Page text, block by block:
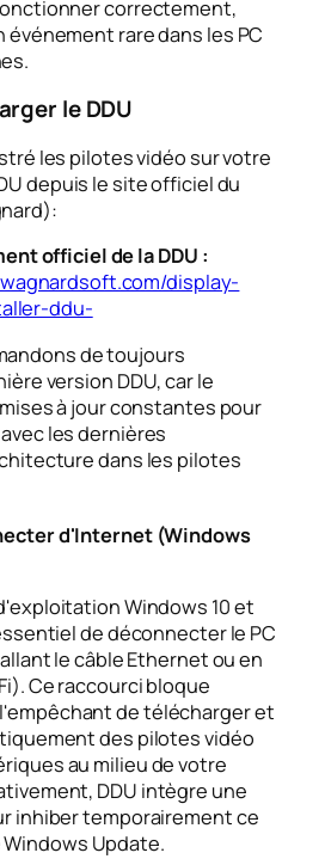
correctement,
événement rare dans les PC
le DDU
les pilotes vidéo sur votre
depuis le site officiel du
officiel de la DDU :
display-
ddu-
de toujours
version DDU, car le
à jour constantes pour
les dernières
dans les pilotes
d'Internet (Windows
Windows 10 et
de déconnecter le PC
le câble Ethernet ou en
Ce raccourci bloque
de télécharger et
des pilotes vidéo
au milieu de votre
DDU intègre une
inhiber temporairement ce
Update.